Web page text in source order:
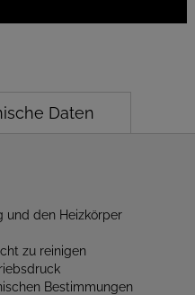
Daten
und den Heizkörper
zu reinigen
Bestimmungen